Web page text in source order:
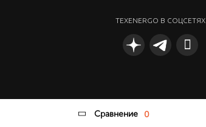
TEXENERGO В СОЦСЕТЯХ
Сравнение 0